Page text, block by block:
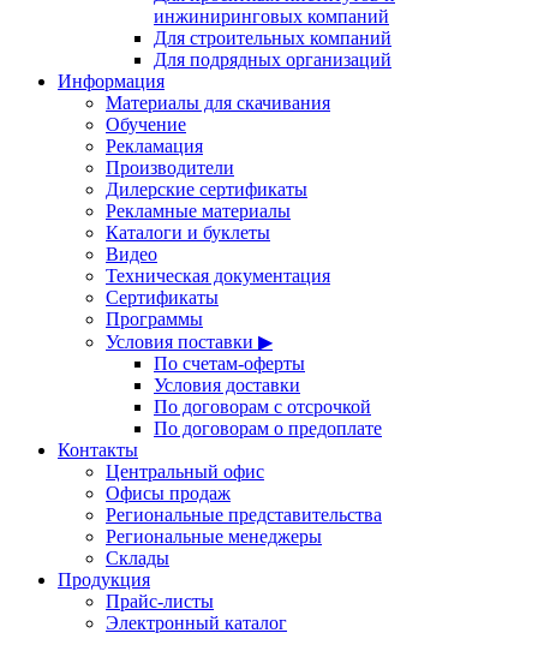
инжиниринговых компаний
Для строительных компаний
Для подрядных организаций
Информация
Материалы для скачивания
Обучение
Рекламация
Производители
Дилерские сертификаты
Рекламные материалы
Каталоги и буклеты
Видео
Техническая документация
Сертификаты
Программы
Условия поставки ▶
По счетам-оферты
Условия доставки
По договорам с отсрочкой
По договорам о предоплате
Контакты
Центральный офис
Офисы продаж
Региональные представительства
Региональные менеджеры
Склады
Продукция
Прайс-листы
Электронный каталог